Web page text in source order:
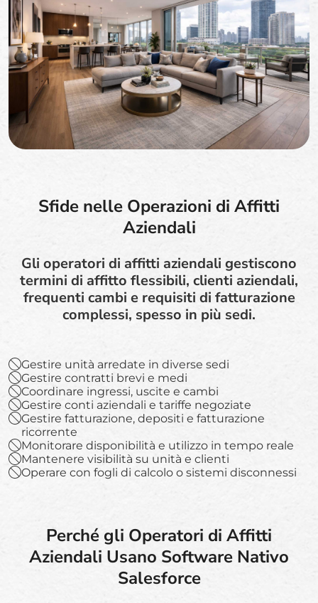
Sfide nelle Operazioni di Affitti
Aziendali
Gli operatori di affitti aziendali gestiscono
termini di affitto flessibili, clienti aziendali,
frequenti cambi e requisiti di fatturazione
complessi, spesso in più sedi.
Gestire unità arredate in diverse sedi
Gestire contratti brevi e medi
Coordinare ingressi, uscite e cambi
Gestire conti aziendali e tariffe negoziate
Gestire fatturazione, depositi e fatturazione
ricorrente
Monitorare disponibilità e utilizzo in tempo reale
Mantenere visibilità su unità e clienti
Operare con fogli di calcolo o sistemi disconnessi
Perché gli Operatori di Affitti
Aziendali Usano Software Nativo
Salesforce